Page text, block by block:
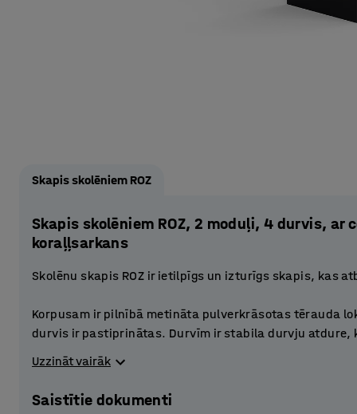
Skapis skolēniem ROZ
Skapis skolēniem ROZ, 2 moduļi, 4 durvis, ar
koraļļsarkans
Skolēnu skapis ROZ ir ietilpīgs un izturīgs skapis, kas
Korpusam ir pilnībā metināta pulverkrāsotas tērauda
durvis ir pastiprinātas. Durvīm ir stabila durvju atdure,
Perforācijas apakšējā daļā un augšdaļā nodrošina
Katrā nodalījumā ir mazāks glabāšanas nodalījums,
priekšmetu glabāšanai. Nodalījumā ir arī apģērbu
Uzzināt vairāk
Saistītie dokumenti